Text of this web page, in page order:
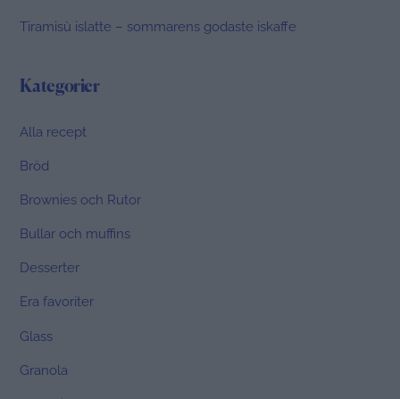
Tiramisù islatte – sommarens godaste iskaffe
Kategorier
Alla recept
Bröd
Brownies och Rutor
Bullar och muffins
Desserter
Era favoriter
Glass
Granola